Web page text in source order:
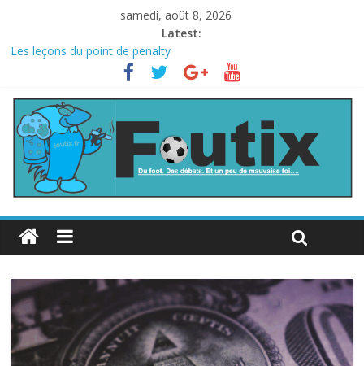
samedi, août 8, 2026
Latest:
Les leçons du point de penalty
Le football italien retombe dans le chaos
La FIFA veut vendre une part de la Coupe du monde à des fonds
privés, la planète football s’insurge
Les curiosités de la Coupe du monde
L’Inde et la Chine, trop mauvais au football ?